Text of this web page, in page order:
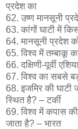
प्रदेश का
62. उष्ण मानसूनी
63. कांगों घाटी में
64. मानसूनी प्रदेश
65. विश्व में तम्बाकू
66. दक्षिणी-पूर्वी
67. विश्व का सबसे
68. इजमिर की घाटी
स्थित है? – टर्की
69. विश्व में कपास
जाता है? – भारत